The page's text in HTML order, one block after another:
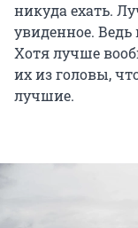
никуда ехать.
увиденное.
Хотя лучше
их из головы,
лучшие.